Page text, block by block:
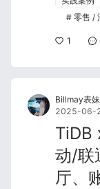
零售 /
1
Billmay表妹
2025-06-
TiDB
动/联
厅、